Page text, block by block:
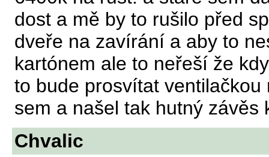
dost a mě by to rušilo před
dveře na zavírání a aby to
kartónem ale to neřeší že
to bude prosvítat
sem a našel tak hutný závěs
Chvalic